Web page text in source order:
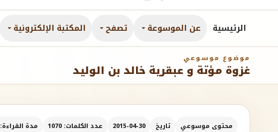
الرئيسية عن الموسوعة تصفح المكتبة الإلكترونية
موضوع موسوعي
غزوة مؤتة و عبقرية خالد بن الوليد
محتوى موسوعي تاريخ 2015-04-30 عدد الكلمات: 1070 مدة القراءة: 6 د